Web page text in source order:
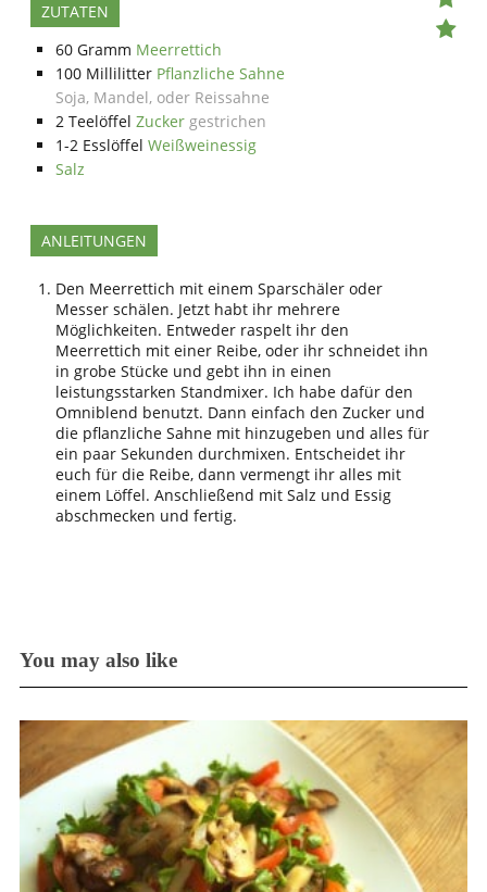
ZUTATEN
60 Gramm Meerrettich
100 Millilitter Pflanzliche Sahne
Soja, Mandel, oder Reissahne
2 Teelöffel Zucker gestrichen
1-2 Esslöffel Weißweinessig
Salz
ANLEITUNGEN
Den Meerrettich mit einem Sparschäler oder
Messer schälen. Jetzt habt ihr mehrere
Möglichkeiten. Entweder raspelt ihr den
Meerrettich mit einer Reibe, oder ihr schneidet ihn
in grobe Stücke und gebt ihn in einen
leistungsstarken Standmixer. Ich habe dafür den
Omniblend benutzt. Dann einfach den Zucker und
die pflanzliche Sahne mit hinzugeben und alles für
ein paar Sekunden durchmixen. Entscheidet ihr
euch für die Reibe, dann vermengt ihr alles mit
einem Löffel. Anschließend mit Salz und Essig
abschmecken und fertig.
You may also like